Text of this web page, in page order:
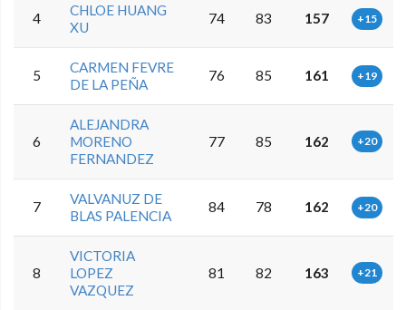
4
CHLOE HUANG
XU
74 83 157 +15
5
CARMEN FEVRE
DE LA PEÑA
76 85 161 +19
6
ALEJANDRA
MORENO
FERNANDEZ
77 85 162 +20
7
VALVANUZ DE
BLAS PALENCIA
84 78 162 +20
8
VICTORIA
LOPEZ
VAZQUEZ
81 82 163 +21